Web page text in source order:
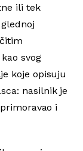
ili tek
svog
koje opisuju
nasilnik je
i